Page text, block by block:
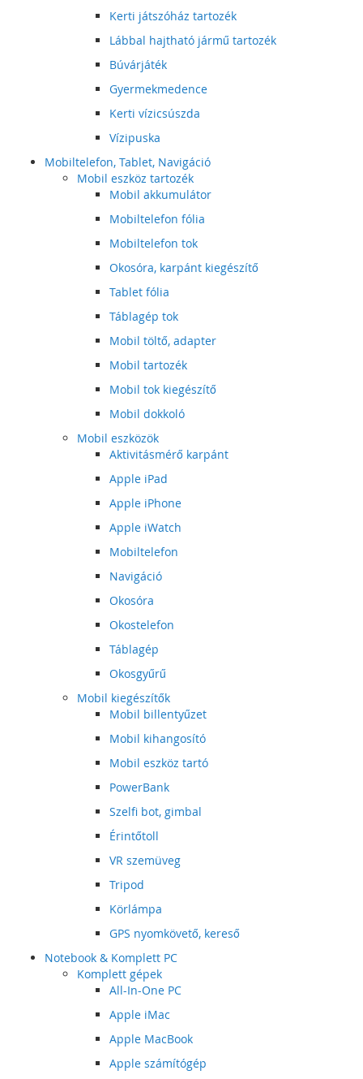
Kerti játszóház tartozék
Lábbal hajtható jármű tartozék
Búvárjáték
Gyermekmedence
Kerti vízicsúszda
Vízipuska
Mobiltelefon, Tablet, Navigáció
Mobil eszköz tartozék
Mobil akkumulátor
Mobiltelefon fólia
Mobiltelefon tok
Okosóra, karpánt kiegészítő
Tablet fólia
Táblagép tok
Mobil töltő, adapter
Mobil tartozék
Mobil tok kiegészítő
Mobil dokkoló
Mobil eszközök
Aktivitásmérő karpánt
Apple iPad
Apple iPhone
Apple iWatch
Mobiltelefon
Navigáció
Okosóra
Okostelefon
Táblagép
Okosgyűrű
Mobil kiegészítők
Mobil billentyűzet
Mobil kihangosító
Mobil eszköz tartó
PowerBank
Szelfi bot, gimbal
Érintőtoll
VR szemüveg
Tripod
Körlámpa
GPS nyomkövető, kereső
Notebook & Komplett PC
Komplett gépek
All-In-One PC
Apple iMac
Apple MacBook
Apple számítógép